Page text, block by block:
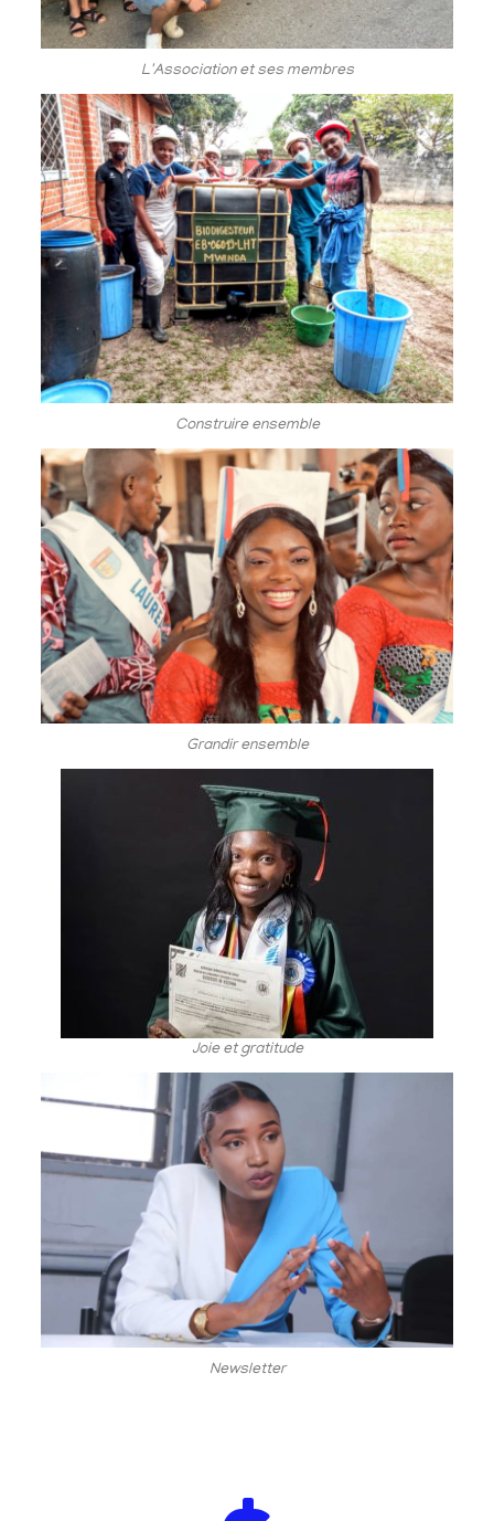
L'Association et ses membres
Construire ensemble
Grandir ensemble
Joie et gratitude
Newsletter